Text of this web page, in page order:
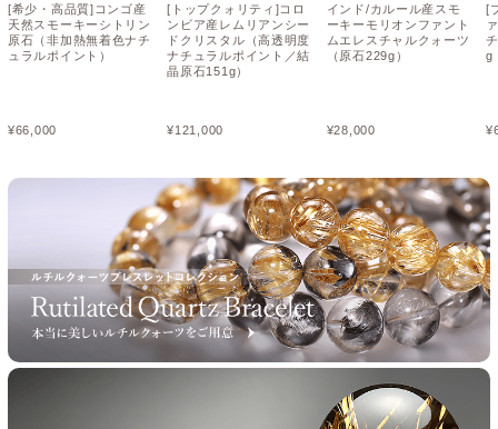
[希少・高品質]コンゴ産
天然スモーキーシトリン
原石（非加熱無着色ナチ
ュラルポイント）
¥66,000
[トップクォリティ]コロ
ンビア産レムリアンシー
ドクリスタル（高透明度
ナチュラルポイント／結
晶原石151g）
¥121,000
インド/カルール産スモ
ーキーモリオンファント
ムエレスチャルクォーツ
（原石229g）
¥28,000
[
g
¥